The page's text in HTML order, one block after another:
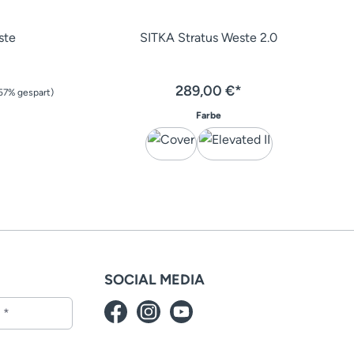
gespart)
SITKA Stratus Weste 2.0
289,00 €*
Farbeauswählen
SOCIAL MEDIA